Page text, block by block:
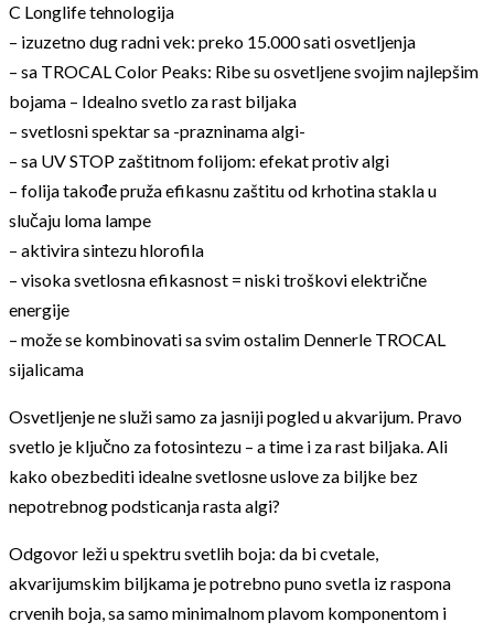
C Longlife tehnologija
– izuzetno dug radni vek: preko 15.000 sati osvetljenja
– sa TROCAL Color Peaks: Ribe su osvetljene svojim najlepšim
bojama – Idealno svetlo za rast biljaka
– svetlosni spektar sa -prazninama algi-
– sa UV STOP zaštitnom folijom: efekat protiv algi
– folija takođe pruža efikasnu zaštitu od krhotina stakla u
slučaju loma lampe
– aktivira sintezu hlorofila
– visoka svetlosna efikasnost = niski troškovi električne
energije
– može se kombinovati sa svim ostalim Dennerle TROCAL
sijalicama
Osvetljenje ne služi samo za jasniji pogled u akvarijum. Pravo
svetlo je ključno za fotosintezu – a time i za rast biljaka. Ali
kako obezbediti idealne svetlosne uslove za biljke bez
nepotrebnog podsticanja rasta algi?
Odgovor leži u spektru svetlih boja: da bi cvetale,
akvarijumskim biljkama je potrebno puno svetla iz raspona
crvenih boja, sa samo minimalnom plavom komponentom i